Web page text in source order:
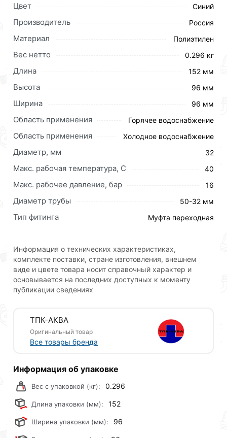
Переходная муфта — соединительный элемент,
помогающий осуществить переход с
полиэтиленовых труб на резьбовое соединение с
металлическими трубами и фитингами.
легкость установки, изделие поставляется
полностью готовым к монтажу, не требует
специальных навыков при сборке. При ее
использовании получается сборно-разборное
соединение, позволяющее произвести быстрый
особенно удобно при устройстве сезонных
оросительных систем.
Преимущества:
возможность многократного
использования;
быстрый и простой монтаж;
экологическая безопасность;
Цвет Синий
Производитель Россия
Материал Полиэтилен
Вес нетто 0.296 кг
Длина 152 мм
Высота 96 мм
Ширина 96 мм
Область применения Горячее водоснабжение
Область применения Холодное водоснабжение
Диаметр, мм 32
Макс. рабочая температура, C 40
Макс. рабочее давление, бар 16
Диаметр трубы 50-32 мм
Тип фитинга Муфта переходная
Информация о технических характеристиках,
комплекте поставки, стране изготовления, внешнем
виде и цвете товара носит справочный характер и
основывается на последних доступных к моменту
публикации сведениях
ТПК-АКВА
Оригинальный товар
Все товары бренда
Информация об упаковке
Вес с упаковкой (кг): 0.296
Длина упаковки (мм): 152
Ширина упаковки (мм): 96